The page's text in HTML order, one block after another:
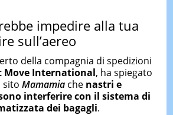
impedire alla tua
sull’aereo
della compagnia di spedizioni
Move International, ha spiegato
sito Mamamia che nastri e
interferirecon il sistema di
dei bagagli.